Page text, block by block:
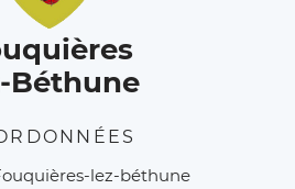
Béthune
lez-béthune